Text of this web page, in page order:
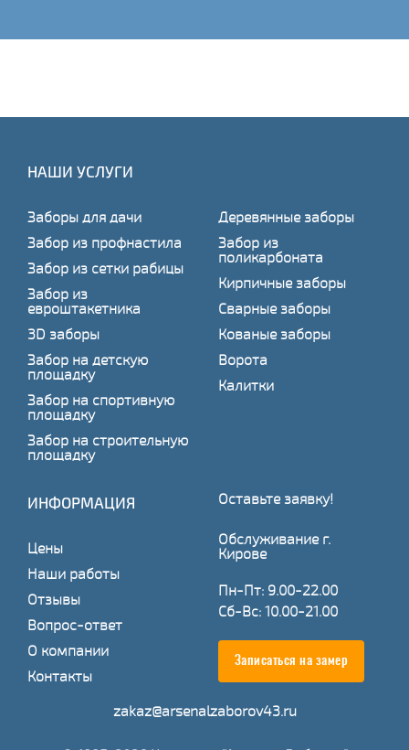
НАШИ УСЛУГИ
Заборы для дачи
Забор из профнастила
Забор из сетки рабицы
Забор из
евроштакетника
3D заборы
Забор на детскую
площадку
Забор на спортивную
площадку
Забор на строительную
площадку
Деревянные заборы
Забор из
поликарбоната
Кирпичные заборы
Сварные заборы
Кованые заборы
Ворота
Калитки
ИНФОРМАЦИЯ
Цены
Наши работы
Отзывы
Вопрос-ответ
О компании
Контакты
Оставьте заявку!
Обслуживание г.
Кирове
Пн-Пт: 9.00-22.00
Сб-Вс: 10.00-21.00
Записаться на замер
zakaz@arsenalzaborov43.ru